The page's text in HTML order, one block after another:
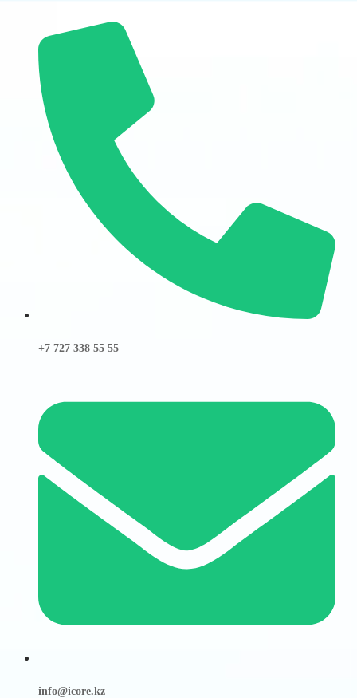
+7 727 338 55 55
info@icore.kz